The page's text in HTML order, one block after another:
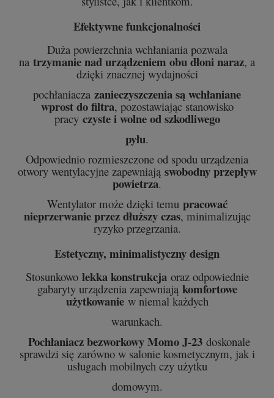
Efektywne funkcjonalności
Duża powierzchnia wchłaniania pozwala
na trzymanie nad urządzeniem obu dłoni naraz, a
dzięki znacznej wydajności
pochłaniacza zanieczyszczenia są wchłaniane
wprost do filtra, pozostawiając stanowisko
pracy czyste i wolne od szkodliwego
pyłu.
Odpowiednio rozmieszczone od spodu urządzenia
otwory wentylacyjne zapewniają swobodny przepływ
powietrza.
Wentylator może dzięki temu pracować
nieprzerwanie przez dłuższy czas, minimalizując
ryzyko przegrzania.
Estetyczny, minimalistyczny design
Stosunkowo lekka konstrukcjaoraz odpowiednie
gabaryty urządzenia zapewniają komfortowe
użytkowaniew niemal każdych
warunkach.
Pochłaniacz bezworkowy Momo J-23doskonale
sprawdzi się zarówno w salonie kosmetycznym, jak i
usługach mobilnych czy użytku
domowym.